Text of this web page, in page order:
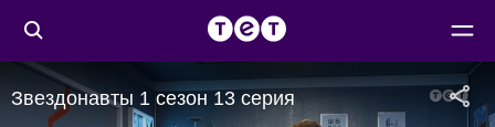
Звездонавты 1 сезон 13 серия